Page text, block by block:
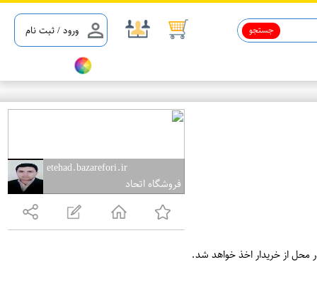
ورود / ثبت نام جستجو
etehad.bazarefori.ir
فروشگاه اتحاد
محل از خریدار اخذ خواهد شد.